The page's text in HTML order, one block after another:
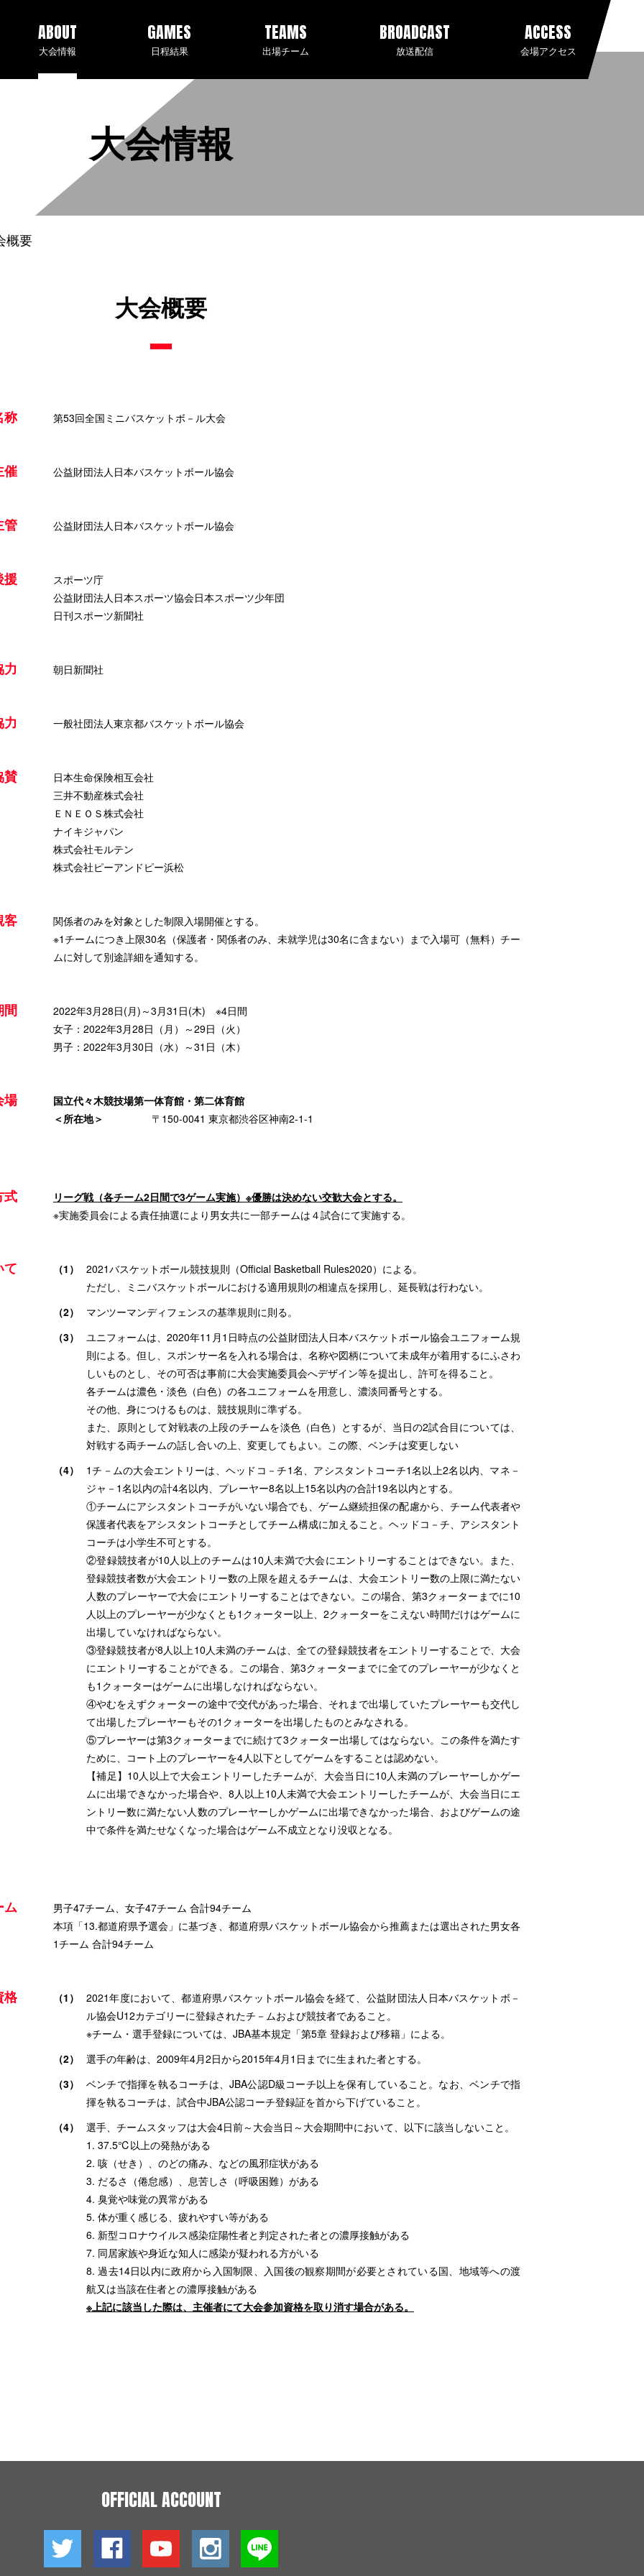
ABOUT
大会情報
GAMES
日程結果
TEAMS
出場チーム
BROADCAST
放送配信
ACCESS
会場アクセス
大会情報
概要
大会概要
称 第53回全国ミニバスケットボ－ル大会
催 公益財団法人日本バスケットボール協会
管 公益財団法人日本バスケットボール協会
援
スポーツ庁
公益財団法人日本スポーツ協会日本スポーツ少年団
日刊スポーツ新聞社
朝日新聞社
力 一般社団法人東京都バスケットボール協会
賛
日本生命保険相互会社
三井不動産株式会社
ＥＮＥＯＳ株式会社
ナイキジャパン
株式会社モルテン
株式会社ピーアンドピー浜松
客
関係者のみを対象とした制限入場開催とする。
※1チームにつき上限30名（保護者・関係者のみ、未就学児は30名に含まない）まで入場可（無料）チー
ムに対して別途詳細を通知する。
間
2022年3月28日(月)～3月31日(木) ※4日間
女子：2022年3月28日（月）～29日（火）
男子：2022年3月30日（水）～31日（木）
場
国立代々木競技場第一体育館・第二体育館
＜所在地＞
〒150-0041 東京都渋谷区神南2-1-1
式
リーグ戦（各チーム2日間で3ゲーム実施）※優勝は決めない交歓大会とする。
※実施委員会による責任抽選により男女共に一部チームは４試合にて実施する。
て （1）
2021バスケットボール競技規則（Official Basketball Rules2020）による。
ただし、ミニバスケットボールにおける適用規則の相違点を採用し、延長戦は行わない。
（2）
マンツーマンディフェンスの基準規則に則る。
（3）
ユニフォームは、2020年11月1日時点の公益財団法人日本バスケットボール協会ユニフォーム規
則による。但し、スポンサー名を入れる場合は、名称や図柄について未成年が着用するにふさわ
しいものとし、その可否は事前に大会実施委員会へデザイン等を提出し、許可を得ること。
各チームは濃色・淡色（白色）の各ユニフォームを用意し、濃淡同番号とする。
その他、身につけるものは、競技規則に準ずる。
また、原則として対戦表の上段のチームを淡色（白色）とするが、当日の2試合目については、
対戦する両チームの話し合いの上、変更してもよい。この際、ベンチは変更しない
（4）
1チ－ムの大会エントリーは、ヘッドコ－チ1名、アシスタントコーチ1名以上2名以内、マネ－
ジャ－1名以内の計4名以内、プレーヤー8名以上15名以内の合計19名以内とする。
①チームにアシスタントコーチがいない場合でも、ゲーム継続担保の配慮から、チーム代表者や
保護者代表をアシスタントコーチとしてチーム構成に加えること。ヘッドコ－チ、アシスタント
コーチは小学生不可とする。
②登録競技者が10人以上のチームは10人未満で大会にエントリーすることはできない。また、
登録競技者数が大会エントリー数の上限を超えるチームは、大会エントリー数の上限に満たない
人数のプレーヤーで大会にエントリーすることはできない。この場合、第3クォーターまでに10
人以上のプレーヤーが少なくとも1クォーター以上、2クォーターをこえない時間だけはゲームに
出場していなければならない。
③登録競技者が8人以上10人未満のチームは、全ての登録競技者をエントリーすることで、大会
にエントリーすることができる。この場合、第3クォーターまでに全てのプレーヤーが少なくと
も1クォーターはゲームに出場しなければならない。
④やむをえずクォーターの途中で交代があった場合、それまで出場していたプレーヤーも交代し
て出場したプレーヤーもその1クォーターを出場したものとみなされる。
⑤プレーヤーは第3クォーターまでに続けて3クォーター出場してはならない。この条件を満たす
ために、コート上のプレーヤーを4人以下としてゲームをすることは認めない。
【補足】10人以上で大会エントリーしたチームが、大会当日に10人未満のプレーヤーしかゲー
ムに出場できなかった場合や、8人以上10人未満で大会エントリーしたチームが、大会当日にエ
ントリー数に満たない人数のプレーヤーしかゲームに出場できなかった場合、およびゲームの途
中で条件を満たせなくなった場合はゲーム不成立となり没収となる。
ム
男子47チーム、女子47チーム 合計94チーム
本項「13.都道府県予選会」に基づき、都道府県バスケットボール協会から推薦または選出された男女各
1チーム 合計94チーム
格 （1）
2021年度において、都道府県バスケットボール協会を経て、公益財団法人日本バスケットボ－
ル協会U12カテゴリーに登録されたチ－ムおよび競技者であること。
※チーム・選手登録については、JBA基本規定「第5章 登録および移籍」による。
（2）
選手の年齢は、2009年4月2日から2015年4月1日までに生まれた者とする。
（3）
ベンチで指揮を執るコーチは、JBA公認D級コーチ以上を保有していること。なお、ベンチで指
揮を執るコーチは、試合中JBA公認コーチ登録証を首から下げていること。
（4）
選手、チームスタッフは大会4日前～大会当日～大会期間中において、以下に該当しないこと。
1. 37.5℃以上の発熱がある
2. 咳（せき）、のどの痛み、などの風邪症状がある
3. だるさ（倦怠感）、息苦しさ（呼吸困難）がある
4. 臭覚や味覚の異常がある
5. 体が重く感じる、疲れやすい等がある
6. 新型コロナウイルス感染症陽性者と判定された者との濃厚接触がある
7. 同居家族や身近な知人に感染が疑われる方がいる
8. 過去14日以内に政府から入国制限、入国後の観察期間が必要とされている国、地域等への渡
航又は当該在住者との濃厚接触がある
※上記に該当した際は、主催者にて大会参加資格を取り消す場合がある。
OFFICIAL ACCOUNT